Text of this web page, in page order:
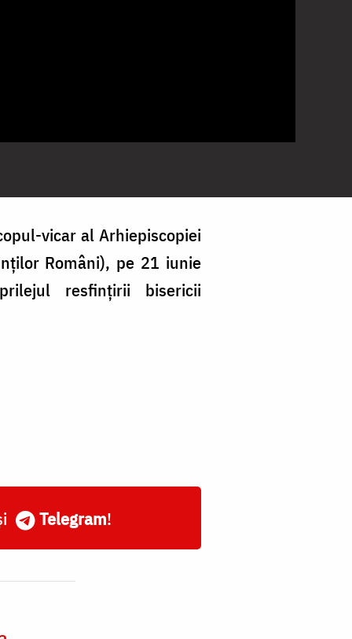
vicar al Arhiepiscopiei
Români), pe 21 iunie
resfințirii bisericii
Telegram!